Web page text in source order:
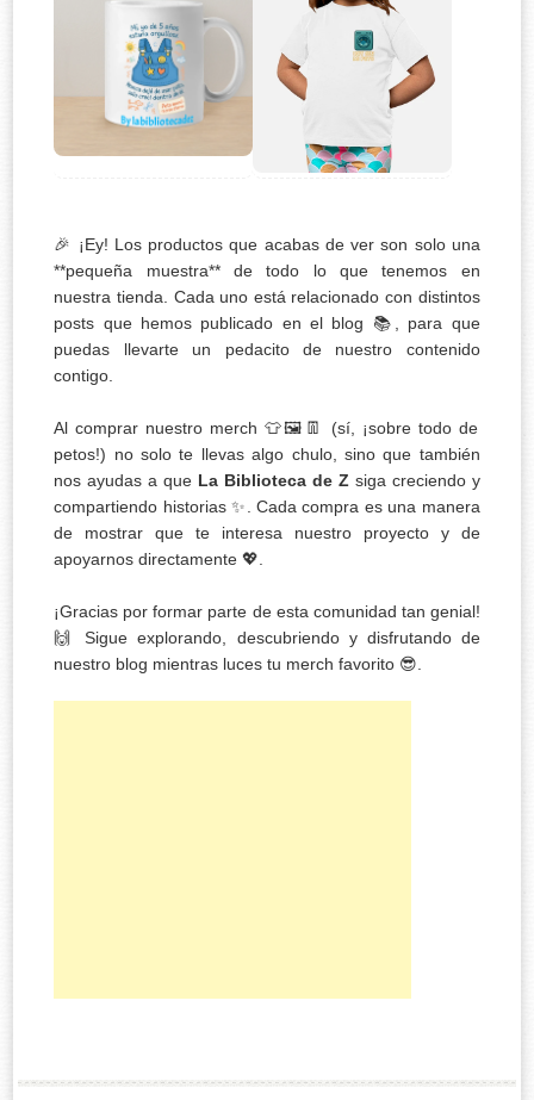
🎉 ¡Ey! Los productos que acabas de ver son solo una
**pequeña muestra** de todo lo que tenemos en
nuestra tienda. Cada uno está relacionado con distintos
posts que hemos publicado en el blog 📚, para que
puedas llevarte un pedacito de nuestro contenido
contigo.
Al comprar nuestro merch 👕🖼️👖 (sí, ¡sobre todo de
petos!) no solo te llevas algo chulo, sino que también
nos ayudas a que La Biblioteca de Z siga creciendo y
compartiendo historias ✨. Cada compra es una manera
de mostrar que te interesa nuestro proyecto y de
apoyarnos directamente 💖.
¡Gracias por formar parte de esta comunidad tan genial!
🙌 Sigue explorando, descubriendo y disfrutando de
nuestro blog mientras luces tu merch favorito 😎.